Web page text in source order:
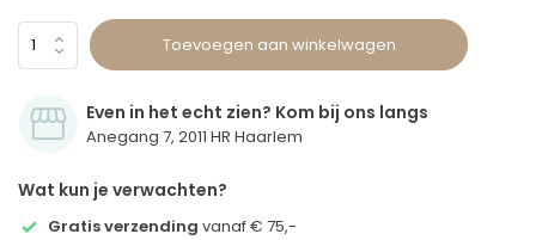
Toevoegen aan winkelwagen
Even in het echt zien? Kom bij ons langs
Anegang 7, 2011 HR Haarlem
Wat kun je verwachten?
Gratis verzending vanaf € 75,-